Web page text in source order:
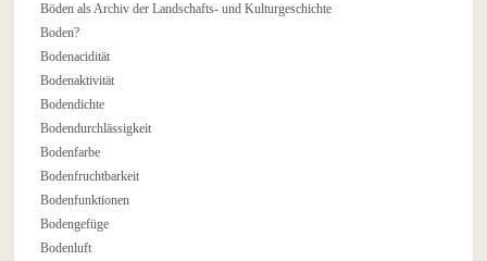
Böden als Archiv der Landschafts- und Kulturgeschichte
Boden?
Bodenacidität
Bodenaktivität
Bodendichte
Bodendurchlässigkeit
Bodenfarbe
Bodenfruchtbarkeit
Bodenfunktionen
Bodengefüge
Bodenluft